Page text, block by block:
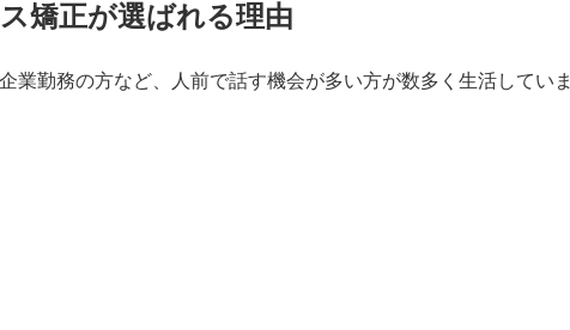
矯正が選ばれる理由
業勤務の方など、人前で話す機会が多い方が数多く生活してい